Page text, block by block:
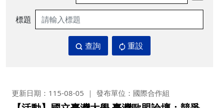
標題
查詢 重設
更新日期：115-08-05 發布單位：國際合作組